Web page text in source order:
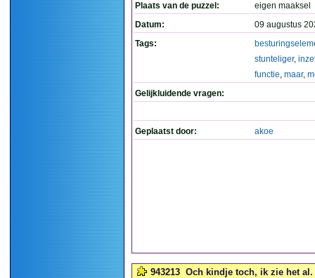
Plaats van de puzzel:
eigen maaksel
Datum:
09 augustus
Tags:
stunteliger,
functie, maar,
Gelijkluidende vragen:
Geplaatst door: akoe
943213 Och kindje toch, ik zie het